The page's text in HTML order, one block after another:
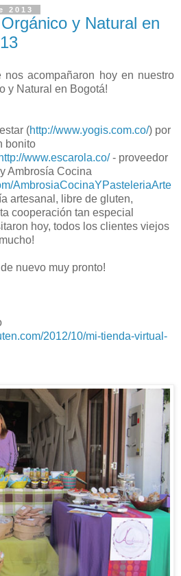
2013
y Natural en
acompañaron hoy en nuestro
y Natural en Bogotá!
(http://www.yogis.com.co/) por
bonito
http://www.escarola.co/- proveedor
Ambrosía Cocina
AmbrosiaCocinaYPasteleriaArte
artesanal, libre de gluten,
cooperación tan especial
hoy, todos los clientes viejos
nuevo muy pronto!
2012/10/mi-tienda-virtual-